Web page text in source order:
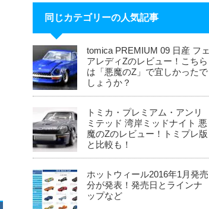
同じカテゴリーの人気記事
tomica PREMIUM 09 日産 フェ
アレディZのレビュー！こちら
は「悪魔のZ」で宜しかったで
しょうか？
トミカ・プレミアム・アンリ
ミテッド 湾岸ミッドナイト 悪
魔のZのレビュー！トミプレ版
と比較も！
ホットウィール2016年1月発売
分が発表！発売日とラインナ
ップなど